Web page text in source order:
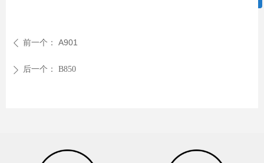
ꄴ 前一个： A901
ꄲ 后一个： B850